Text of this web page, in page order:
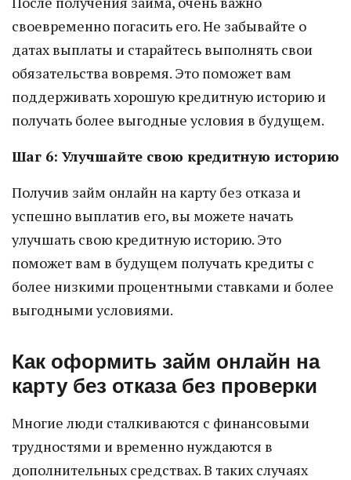
своевременно погасить его. Не забывайте о
датах выплаты и старайтесь выполнять свои
обязательства вовремя. Это поможет вам
поддерживать хорошую кредитную историю и
получать более выгодные условия в будущем.
Шаг 6: Улучшайте свою кредитную историю
Получив займ онлайн на карту без отказа и
успешно выплатив его, вы можете начать
улучшать свою кредитную историю. Это
поможет вам в будущем получать кредиты с
более низкими процентными ставками и более
выгодными условиями.
Как оформить займ онлайн на
карту без отказа без проверки
Многие люди сталкиваются с финансовыми
трудностями и временно нуждаются в
дополнительных средствах. В таких случаях